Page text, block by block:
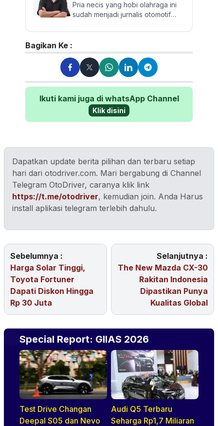
Pria necis yang hobi olahraga ini
sudah menjadi jurnalis otomotif
menguji dan mereview banyak...
Bagikan Ke :
Ikuti kami juga di whatsApp Channel
Klik disini
Dapatkan update berita pilihan dan terbaru setiap
hari dari otodriver.com. Mari bergabung di Channel
Telegram OtoDriver, caranya klik link
https://t.me/otodriver, kemudian join. Anda Harus
install aplikasi telegram terlebih dahulu.
Sebelumnya :
Harga Solar Tinggi,
Toyota Fortuner
Dapati Diskon Hingga
Rp 30 Juta
Selanjutnya :
The New Mazda CX-30
Rakitan Indonesia
Dipastikan Punya
Kualitas Global
Special Report: GIIAS 2026
Test Drive Changan
Deepal S05 dan Nevo
Audi Q5 Terbaru
Seharga Rp1,7 Miliaran